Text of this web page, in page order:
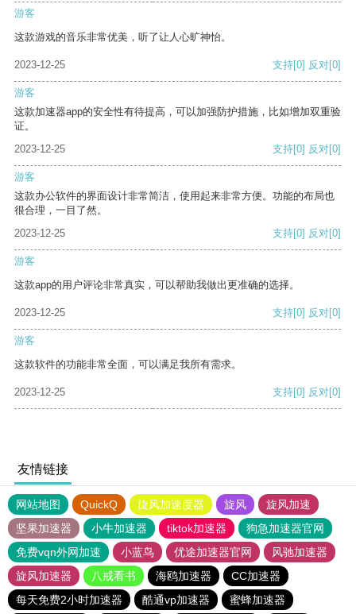
游客
这款游戏的音乐非常优美，听了让人心旷神怡。
2023-12-25 支持[0] 反对[0]
游客
这款加速器app的安全性有待提高，可以加强防护措施，比如增加双重验
证。
2023-12-25
支持[0] 反对[0]
游客
这款办公软件的界面设计非常简洁，使用起来非常方便。功能的布局也
很合理，一目了然。
2023-12-25
支持[0] 反对[0]
游客
这款app的用户评论非常真实，可以帮助我做出更准确的选择。
2023-12-25 支持[0] 反对[0]
游客
这款软件的功能非常全面，可以满足我所有需求。
2023-12-25 支持[0] 反对[0]
友情链接
网站地图 QuickQ 旋风加速度器 旋风
旋风加速
坚果加速器
小牛加速器 tiktok加速器
狗急加速器官网
免费vqn外网加速
小蓝鸟 优途加速器官网
风驰加速器
旋风加速器
八戒看书 海鸥加速器
CC加速器
每天免费2小时加速器
酷通vp加速器 蜜蜂加速器